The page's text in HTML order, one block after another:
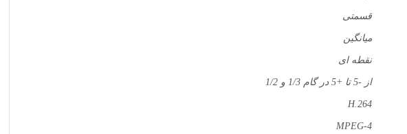
قسمتی
میانگین
نقطه ای
از -5 تا +5 در گام 1/3 و 1/2
H.264
MPEG-4